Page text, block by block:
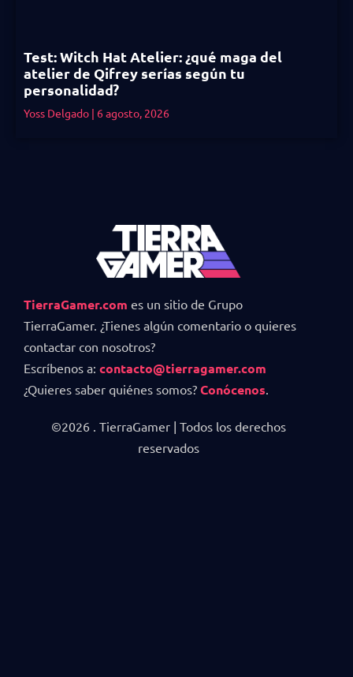
Test: Witch Hat Atelier: ¿qué maga del
atelier de Qifrey serías según tu
personalidad?
Yoss Delgado 6 agosto, 2026
TierraGamer.com es un sitio de Grupo
TierraGamer. ¿Tienes algún comentario o quieres
contactar con nosotros?
Escríbenos a: contacto@tierragamer.com
¿Quieres saber quiénes somos? Conócenos
©2026 . TierraGamer | Todos los derechos
reservados